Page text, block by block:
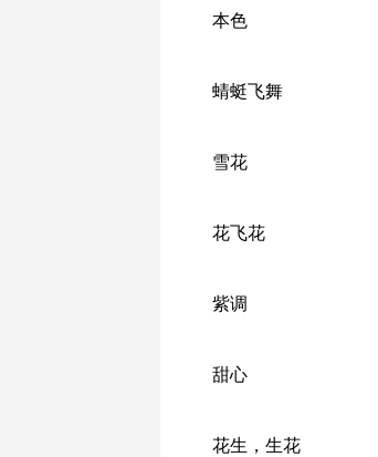
本色
蜻蜓飞舞
雪花
花飞花
紫调
甜心
花生，生花